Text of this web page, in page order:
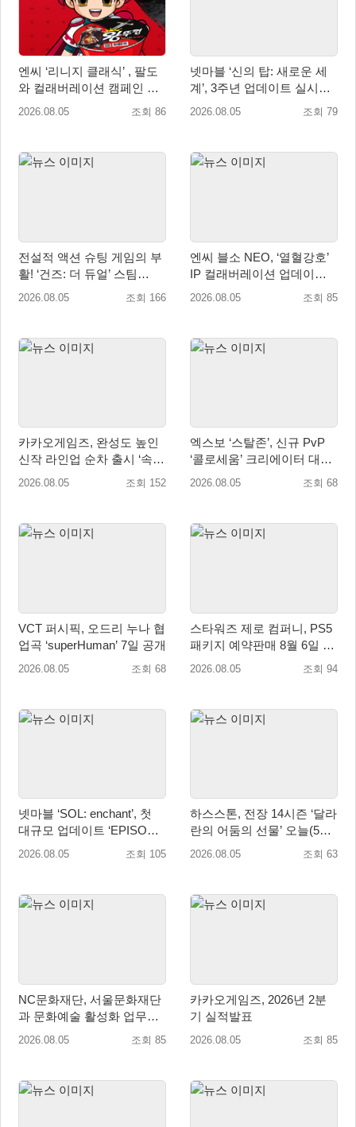
엔씨 ‘리니지 클래식’ , 팔도
와 컬래버레이션 캠페인 진
행
2026.08.05 조회 86
넷마블 ‘신의 탑: 새로운 세
계’, 3주년 업데이트 실시…
신규 가주 ‘연 이랑’ 등장
2026.08.05 조회 79
전설적 액션 슈팅 게임의 부
활! ‘건즈: 더 듀얼’ 스팀
(Steam) 8월 14일 정식 오픈
2026.08.05 조회 166
엔씨 블소 NEO, ‘열혈강호’
IP 컬래버레이션 업데이트
사전예약 시작
2026.08.05 조회 85
카카오게임즈, 완성도 높인
신작 라인업 순차 출시 ‘속
도’
2026.08.05 조회 152
엑스보 ‘스탈존’, 신규 PvP
‘콜로세움’ 크리에이터 대회
개최
2026.08.05 조회 68
VCT 퍼시픽, 오드리 누나 협
업곡 ‘superHuman’ 7일 공개
2026.08.05 조회 68
스타워즈 제로 컴퍼니, PS5
패키지 예약판매 8월 6일 시
작... 8월 27일 국내 정식 발
2026.08.05 조회 94
넷마블 ‘SOL: enchant’, 첫
대규모 업데이트 ‘EPISODE
01. GENESIS: 신의 전장’ 사
2026.08.05 조회 105
하스스톤, 전장 14시즌 ‘달라
란의 어둠의 선물’ 오늘(5일)
시작!
2026.08.05 조회 63
NC문화재단, 서울문화재단
과 문화예술 활성화 업무협
약
2026.08.05 조회 85
카카오게임즈, 2026년 2분
기 실적발표
2026.08.05 조회 85